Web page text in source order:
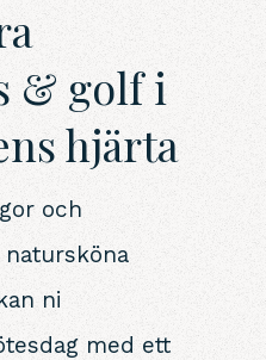
& golf i
hjärta
och
ni
med ett